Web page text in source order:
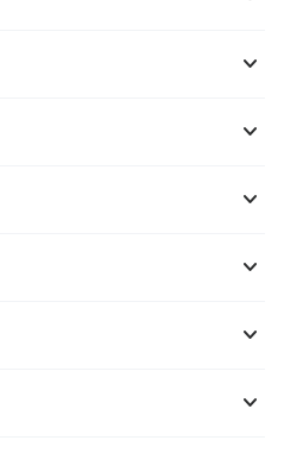
keyboard_arrow_down
keyboard_arrow_down
keyboard_arrow_down
keyboard_arrow_down
keyboard_arrow_down
keyboard_arrow_down